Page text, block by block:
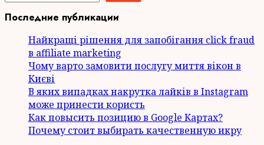
Последние публикации
Найкращі рішення для запобігання click fraud
в affiliate marketing
Чому варто замовити послугу миття вікон в
Києві
В яких випадках накрутка лайків в Instagram
може принести користь
Как повысить позицию в Google Картах?
Почему стоит выбирать качественную икру